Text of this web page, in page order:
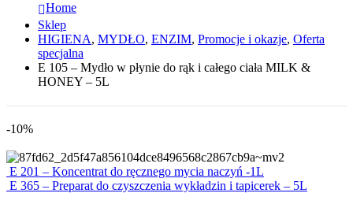
Home
Sklep
HIGIENA, MYDŁO, ENZIM, Promocje i okazje, Oferta
specjalna
E 105 – Mydło w płynie do rąk i całego ciała MILK &
HONEY – 5L
-10%
E 201 – Koncentrat do ręcznego mycia naczyń -1L
E 365 – Preparat do czyszczenia wykładzin i tapicerek – 5L